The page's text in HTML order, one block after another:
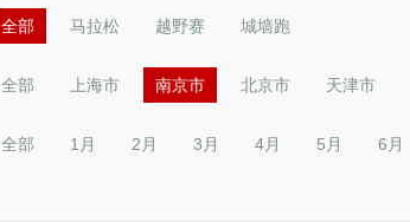
全部 马拉松 越野赛 城墙跑
全部 上海市 南京市 北京市 天津市
全部 1月 2月 3月 4月 5月 6月